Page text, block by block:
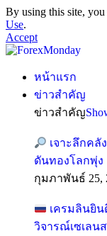
By using this site, you
Use.
Accept
หน้าแรก
ข่าวสำคัญ
ข่าวสำคัญ
เจาะลึกคลั
ดันทองโลกพุ่ง
กุมภาพันธ์ 25,
เครมลินยิ
วิจารณ์เซเลน